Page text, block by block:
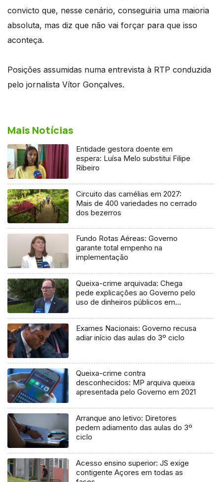
convicto que, nesse cenário, conseguiria uma maioria
absoluta, mas diz que não vai forçar para que isso
aconteça.
Posições assumidas numa entrevista à RTP conduzida
pelo jornalista Vítor Gonçalves.
Mais Notícias
Entidade gestora doente em
espera: Luísa Melo substitui Filipe
Ribeiro
Circuito das camélias em 2027:
Mais de 400 variedades no cerrado
dos bezerros
Fundo Rotas Aéreas: Governo
garante total empenho na
implementação
Queixa-crime arquivada: Chega
pede explicações ao Governo pelo
uso de dinheiros públicos em
Exames Nacionais: Governo recusa
adiar início das aulas do 3º ciclo
Queixa-crime contra
desconhecidos: MP arquiva queixa
apresentada pelo Governo em 2021
Arranque ano letivo: Diretores
pedem adiamento das aulas do 3º
ciclo
Acesso ensino superior: JS exige
contigente Açores em todas as